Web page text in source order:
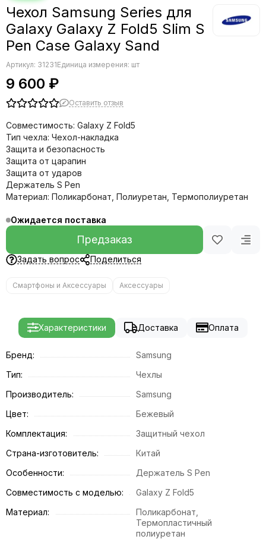
Чехол Samsung Series для
Galaxy Galaxy Z Fold5 Slim S
Pen Case Galaxy Sand
Артикул: 31231Единица измерения: шт
9 600 ₽
Оставить отзыв
Совместимость: Galaxy Z Fold5
Тип чехла: Чехол-накладка
Защита и безопасность
Защита от царапин
Защита от ударов
Держатель S Pen
Материал: Поликарбонат, Полиуретан, Термополиуретан
Ожидается поставка
Предзаказ
Задать вопрос Поделиться
Смартфоны и Аксессуары Аксессуары
Характеристики Доставка Оплата
Бренд:
Samsung
Тип:
Чехлы
Производитель:
Samsung
Цвет:
Бежевый
Комплектация:
Защитный чехол
Страна-изготовитель:
Китай
Особенности:
Держатель S Pen
Совместимость c моделью:
Galaxy Z Fold5
Материал:
Поликарбонат,
Термопластичный
полиуретан